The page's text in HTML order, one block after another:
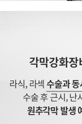
각막강화
라식, 라섹수술과
수술 후 근시, 난
원추각막 발생